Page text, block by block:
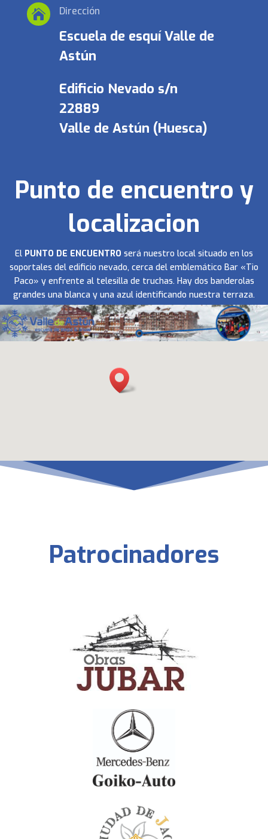
 Dirección
Escuela de esquí Valle de
Astún
Edificio Nevado s/n
22889
Valle de Astún (Huesca)
Punto de encuentro y
localizacion
El PUNTO DE ENCUENTRO será nuestro local situado en los
soportales del edificio nevado, cerca del emblemático Bar «Tio
Paco» y enfrente al telesilla de truchas. Hay dos banderolas
grandes una blanca y una azul identificando nuestra terraza.
Patrocinadores